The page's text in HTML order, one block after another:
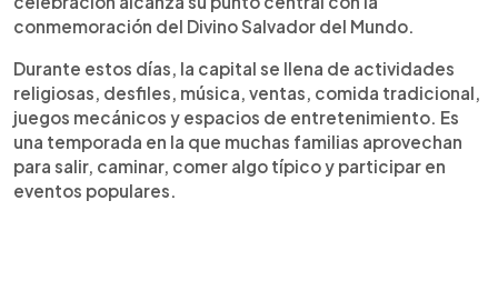
conmemoración del Divino Salvador del Mundo.
Durante estos días, la capital se llena de actividades
religiosas, desfiles, música, ventas, comida tradicional,
juegos mecánicos y espacios de entretenimiento. Es
una temporada en la que muchas familias aprovechan
para salir, caminar, comer algo típico y participar en
eventos populares.